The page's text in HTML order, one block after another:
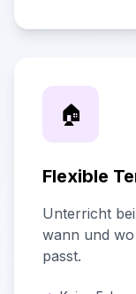
🏠
Flexible
Unterricht
wann und
passt.